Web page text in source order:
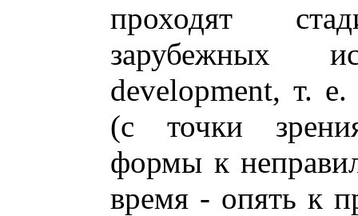
проходят
зарубежных
development, т.
(с точки
формы к
время - опять к